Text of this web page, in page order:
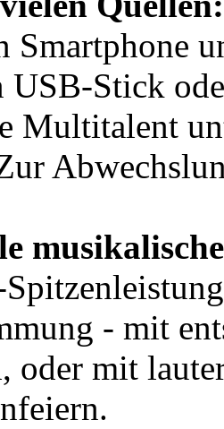
Smartphone
USB-Stick
Multitalent
- mit
oder mit